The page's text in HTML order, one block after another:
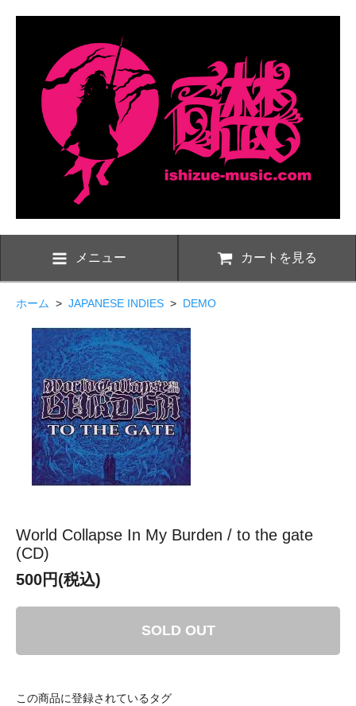
メニュー カートを見る
ホーム > JAPANESE INDIES > DEMO
World Collapse In My Burden / to the gate
(CD)
500円(税込)
SOLD OUT
この商品に登録されているタグ